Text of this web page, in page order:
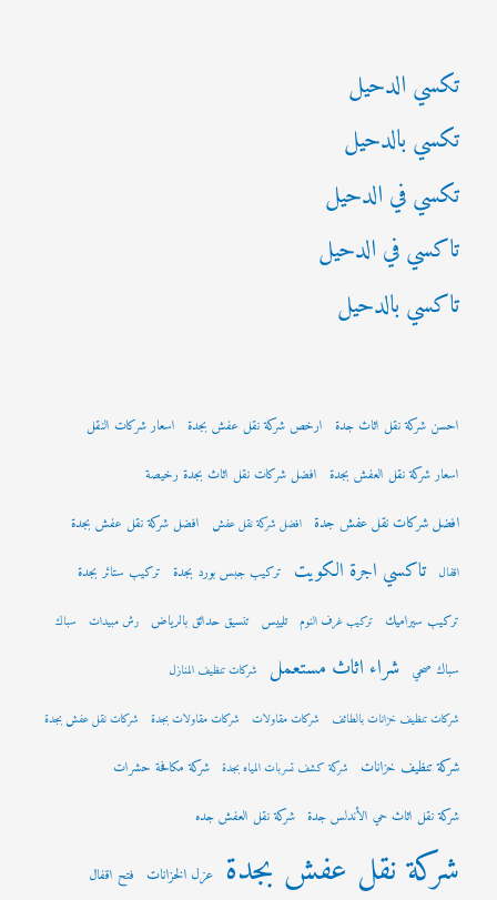
:تكسي الدحيل
تكسي بالدحيل
تكسي في الدحيل
تاكسي في الدحيل
تاكسي بالدحيل
احسن شركة نقل اثاث جدة ارخص شركة نقل عفش بجدة اسعار شركات النقل
اسعار شركة نقل العفش بجدة افضل شركات نقل اثاث بجدة رخيصة
افضل شركات نقل عفش جدة افضل شركة نقل عفش افضل شركة نقل عفش بجدة
اقفال تاكسي اجرة الكويت تركيب جبس بورد بجدة تركيب ستائر بجدة
تركيب سيراميك تركيب غرف النوم تلييس تنسيق حدائق بالرياض رش مبيدات سباك
سباك صحي شراء اثاث مستعمل شركات تنظيف المنازل
شركات تنظيف خزانات بالطائف شركات مقاولات شركات مقاولات بجدة شركات نقل عفش بجدة
شركة تنظيف خزانات شركة كشف تسربات المياه بجدة شركة مكافحة حشرات
شركة نقل اثاث حي الأندلس جدة شركة نقل العفش جده
شركة نقل عفش بجدة عزل الخزانات فتح اقفال